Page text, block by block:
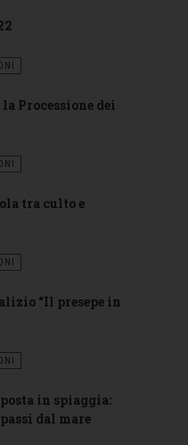
Processione dei
tra culto e
“Il presepe in
in spiaggia:
dal mare